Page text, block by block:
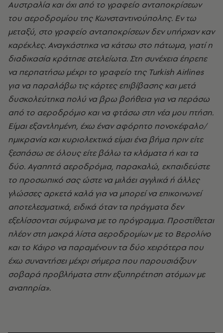
Αυστραλία και όχι από το γραφείο ανταποκρίσεων
του αεροδρομίου της Κωνσταντινούπολης. Εν τω
μεταξύ, στο γραφείο ανταποκρίσεων δεν υπήρχαν καν
καρέκλες. Αναγκάστηκα να κάτσω στο πάτωμα, γιατί η
διαδικασία κράτησε ατελείωτα. Στη συνέχεια έπρεπε
να περπατήσω μέχρι το γραφείο της Turkish Airlines
για να παραλάβω τις κάρτες επιβίβασης και μετά
δυσκολεύτηκα πολύ να βρω βοήθεια για να περάσω
από το αεροδρόμιο και να φτάσω στη νέα μου πτήση.
Είμαι εξαντλημένη, έχω έναν αφόρητο πονοκέφαλο/
ημικρανία και κυριολεκτικά είμαι ένα βήμα πριν είτε
ξεσπάσω σε όλους είτε βάλω τα κλάματα ή και τα
δύο. Αγαπητά αεροδρόμια, παρακαλώ, εκπαιδεύστε
το προσωπικό σας ώστε να μιλάει αγγλικά ή άλλες
γλώσσες αρκετά καλά για να μπορεί να επικοινωνεί
αποτελεσματικά, ειδικά όταν τα πράγματα δεν
εξελίσσονται σύμφωνα με το πρόγραμμα. Προστίθεται
πλέον στη μακρά λίστα αεροδρομίων με το Βερολίνο
και το Κάιρο να παραμένουν τα δύο χειρότερα που
έχω συναντήσει μέχρι σήμερα που παρουσιάζουν
σοβαρά προβλήματα στην εξυπηρέτηση ατόμων με
αναπηρία».